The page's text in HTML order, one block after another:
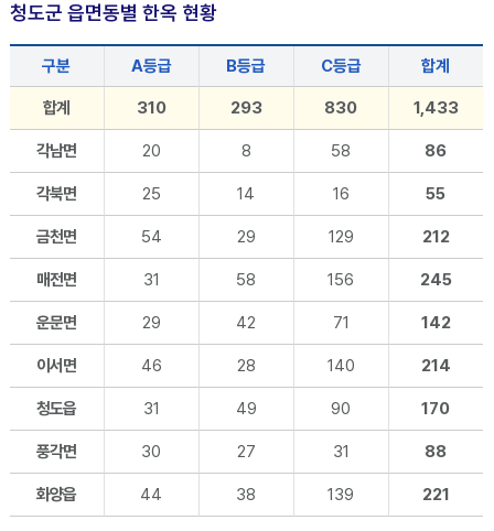
청도군 읍면동별 한옥 현황
구분 A등급 B등급 C등급 합계
합계 310 293 830 1,433
각남면 20 8 58 86
각북면 25 14 16 55
금천면 54 29 129 212
매전면 31 58 156 245
운문면 29 42 71 142
이서면 46 28 140 214
청도읍 31 49 90 170
풍각면 30 27 31 88
화양읍 44 38 139 221